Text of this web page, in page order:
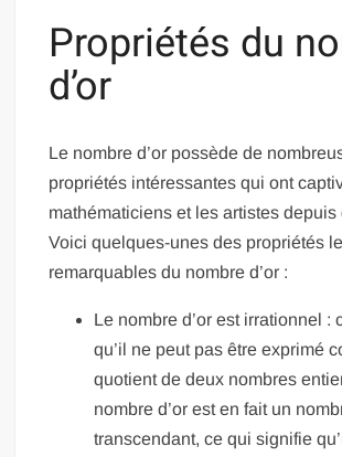
Propriétés du
d’or
Le nombre d’or possède de
propriétés intéressantes qui ont
mathématiciens et les artistes depuis
Voici quelques-unes des propriétés
remarquables du nombre d’or :
Le nombre d’or est irrationnel :
qu’il ne peut pas être exprimé
quotient de deux nombres
nombre d’or est en fait un
transcendant, ce qui signifie